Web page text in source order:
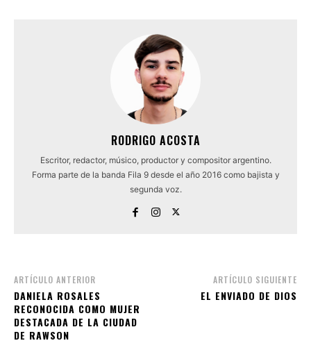
RODRIGO ACOSTA
Escritor, redactor, músico, productor y compositor argentino.
Forma parte de la banda Fila 9 desde el año 2016 como bajista y
segunda voz.
ARTÍCULO ANTERIOR
DANIELA ROSALES
RECONOCIDA COMO MUJER
DESTACADA DE LA CIUDAD
DE RAWSON
ARTÍCULO SIGUIENTE
EL ENVIADO DE DIOS